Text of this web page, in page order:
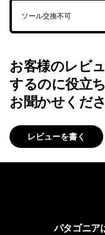
ソール交換不可
お客様のレビ
するのに役立
お聞かせくださ
レビューを書く
パタゴニア